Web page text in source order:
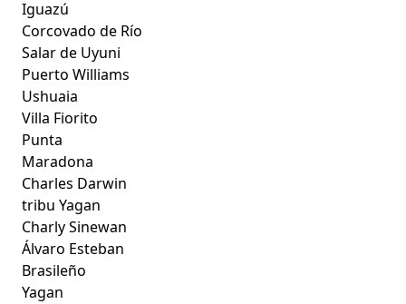
Iguazú
Corcovado de Río
Salar de Uyuni
Puerto Williams
Ushuaia
Villa Fiorito
Punta
Maradona
Charles Darwin
tribu Yagan
Charly Sinewan
Álvaro Esteban
Brasileño
Yagan